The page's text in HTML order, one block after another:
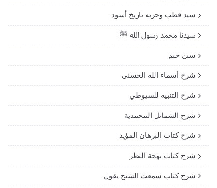
سيد قطب وحزبه تاريخ أسود
سيدنا محمد رسول الله ﷺ
سين جيم
شرح أسماء الله الحسنى
شرح التنبيه للسيوطي
شرح الشمائل المحمدية
شرح كتاب البرهان المؤيد
شرح كتاب بهجة النظر
شرح كتاب سمعت الشيخ يقول